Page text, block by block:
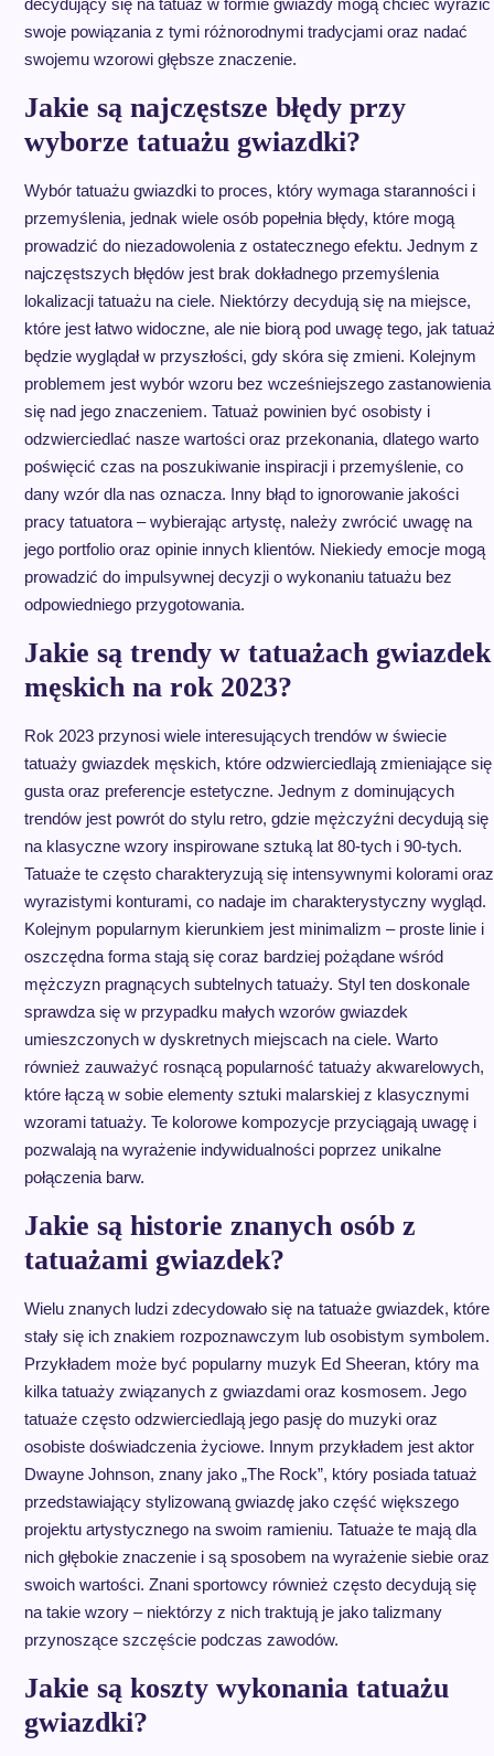
swoje powiązania z tymi różnorodnymi tradycjami oraz nadać
swojemu wzorowi głębsze znaczenie.
Jakie są najczęstsze błędy przy
wyborze tatuażu gwiazdki?
Wybór tatuażu gwiazdki to proces, który wymaga staranności i
przemyślenia, jednak wiele osób popełnia błędy, które mogą
prowadzić do niezadowolenia z ostatecznego efektu. Jednym z
najczęstszych błędów jest brak dokładnego przemyślenia
lokalizacji tatuażu na ciele. Niektórzy decydują się na miejsce,
które jest łatwo widoczne, ale nie biorą pod uwagę tego, jak
będzie wyglądał w przyszłości, gdy skóra się zmieni. Kolejnym
problemem jest wybór wzoru bez wcześniejszego zastanowienia
się nad jego znaczeniem. Tatuaż powinien być osobisty i
odzwierciedlać nasze wartości oraz przekonania, dlatego warto
poświęcić czas na poszukiwanie inspiracji i przemyślenie, co
dany wzór dla nas oznacza. Inny błąd to ignorowanie jakości
pracy tatuatora – wybierając artystę, należy zwrócić uwagę na
jego portfolio oraz opinie innych klientów. Niekiedy emocje mogą
prowadzić do impulsywnej decyzji o wykonaniu tatuażu bez
odpowiedniego przygotowania.
Jakie są trendy w tatuażach gwiazdek
męskich na rok 2023?
Rok 2023 przynosi wiele interesujących trendów w świecie
tatuaży gwiazdek męskich, które odzwierciedlają zmieniające się
gusta oraz preferencje estetyczne. Jednym z dominujących
trendów jest powrót do stylu retro, gdzie mężczyźni decydują się
na klasyczne wzory inspirowane sztuką lat 80-tych i 90-tych.
Tatuaże te często charakteryzują się intensywnymi kolorami oraz
wyrazistymi konturami, co nadaje im charakterystyczny wygląd.
Kolejnym popularnym kierunkiem jest minimalizm – proste linie i
oszczędna forma stają się coraz bardziej pożądane wśród
mężczyzn pragnących subtelnych tatuaży. Styl ten doskonale
sprawdza się w przypadku małych wzorów gwiazdek
umieszczonych w dyskretnych miejscach na ciele. Warto
również zauważyć rosnącą popularność tatuaży akwarelowych,
które łączą w sobie elementy sztuki malarskiej z klasycznymi
wzorami tatuaży. Te kolorowe kompozycje przyciągają uwagę i
pozwalają na wyrażenie indywidualności poprzez unikalne
połączenia barw.
Jakie są historie znanych osób z
tatuażami gwiazdek?
Wielu znanych ludzi zdecydowało się na tatuaże gwiazdek, które
stały się ich znakiem rozpoznawczym lub osobistym symbolem.
Przykładem może być popularny muzyk Ed Sheeran, który ma
kilka tatuaży związanych z gwiazdami oraz kosmosem. Jego
tatuaże często odzwierciedlają jego pasję do muzyki oraz
osobiste doświadczenia życiowe. Innym przykładem jest aktor
Dwayne Johnson, znany jako „The Rock”, który posiada tatuaż
przedstawiający stylizowaną gwiazdę jako część większego
projektu artystycznego na swoim ramieniu. Tatuaże te mają dla
nich głębokie znaczenie i są sposobem na wyrażenie siebie oraz
swoich wartości. Znani sportowcy również często decydują się
na takie wzory – niektórzy z nich traktują je jako talizmany
przynoszące szczęście podczas zawodów.
Jakie są koszty wykonania tatuażu
gwiazdki?